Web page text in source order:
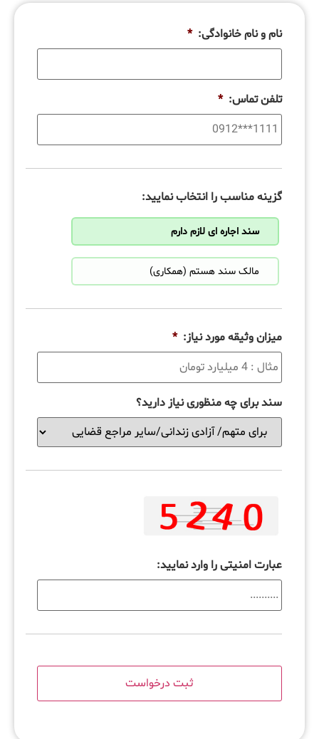
نام و نام خانوادگی: *
تلفن تماس: *
گزینه مناسب را انتخاب نمایید:
سند اجاره ای لازم دارم
مالک سند هستم (همکاری)
میزان وثیقه مورد نیاز: *
سند برای چه منظوری نیاز دارید؟
عبارت امنیتی را وارد نمایید: